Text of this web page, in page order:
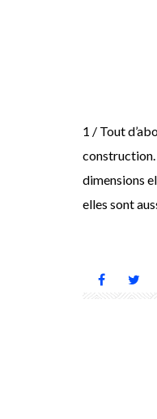
1 / Tout
construction.
dimensions
elles sont